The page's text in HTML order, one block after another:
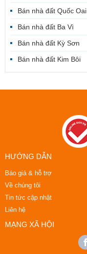
Bán nhà đất Quốc Oai
Bán nhà đất Ba Vì
Bán nhà đất Kỳ Sơn
Bán nhà đất Kim Bôi
HƯỚNG DẪN
Báo giá & hỗ trợ
Về chúng tôi
Tin tức cập nhật
Liên hệ
MẠNG XÃ HỘI